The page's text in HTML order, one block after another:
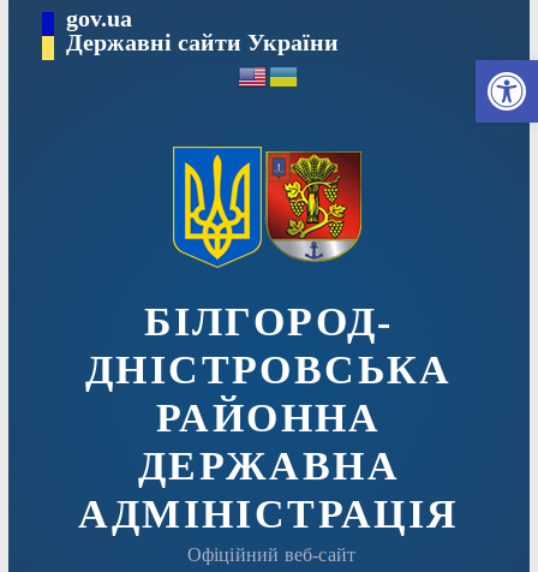
вмісту
gov.ua
Державні сайти України
БІЛГОРОД-
ДНІСТРОВСЬКА
РАЙОННА
ДЕРЖАВНА
АДМІНІСТРАЦІЯ
Офіційний веб-сайт